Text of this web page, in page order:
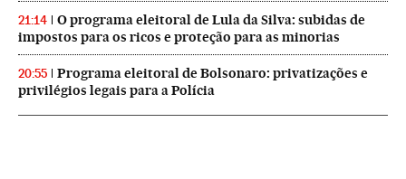
21:14
O programa eleitoral de Lula da Silva: subidas de
impostos para os ricos e proteção para as minorias
20:55
Programa eleitoral de Bolsonaro: privatizações e
privilégios legais para a Polícia